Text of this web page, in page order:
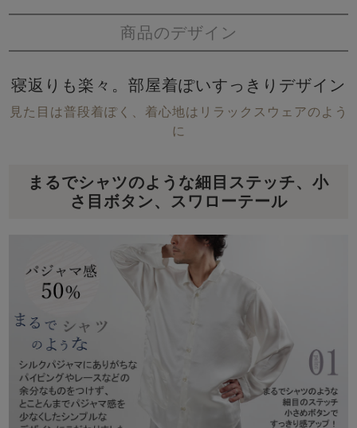
商品のデザイン
寝返りも楽々。部屋着ぽいすっきりデザイン
見た目は普段着ぽく、着心地はリラックスウェアのよう
に
まるでシャツのような細目ステッチ、小
さ目ボタン、スワローテール